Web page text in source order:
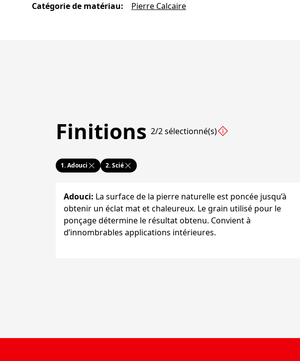
Catégorie de matériau: Pierre Calcaire
Finitions 2/2 sélectionné(s)
1.Adouci 2.Scié
Adouci: La surface de la pierre naturelle est poncée jusqu’à
obtenir un éclat mat et chaleureux. Le grain utilisé pour le
ponçage détermine le résultat obtenu. Convient à
d’innombrables applications intérieures.